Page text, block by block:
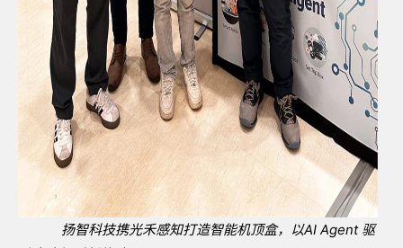
扬智科技携光禾感知打造智能机顶盒，以AI Agent 驱